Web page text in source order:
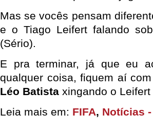
Mas se vocês pensam
e o Tiago Leifert falando
(Sério).
E pra terminar, já que eu
qualquer coisa, fiquem aí
Léo Batista xingando o
Leia mais em: FIFA, Notícias